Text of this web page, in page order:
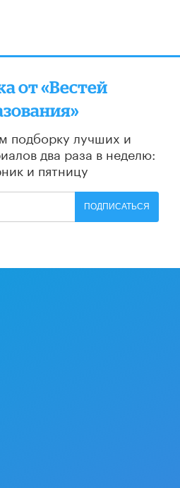
от «Вестей
подборку лучших и
два раза в неделю:
и пятницу
ПОДПИСАТЬСЯ